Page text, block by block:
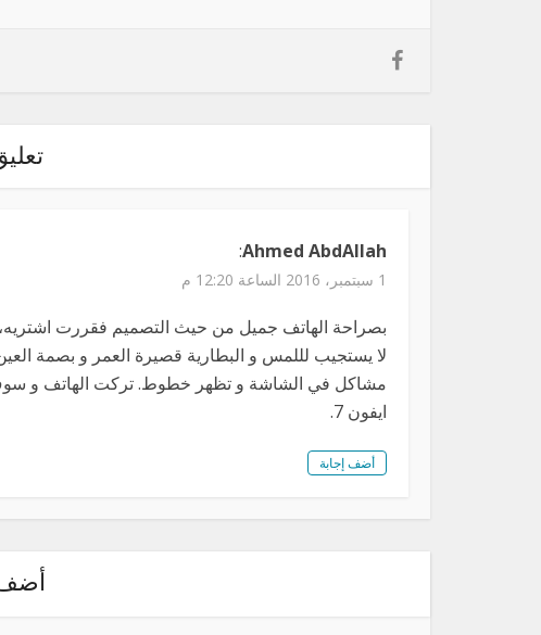
Ahmed AbdAllah
:
1 سبتمبر، 2016 الساعة 12:20 م
بصراحة الهاتف جميل من حيث التصميم فقررت
لا يستجيب لللمس و البطارية قصيرة العمر و بصمة العين
ايفون 7.
أضف إجابة
أضف